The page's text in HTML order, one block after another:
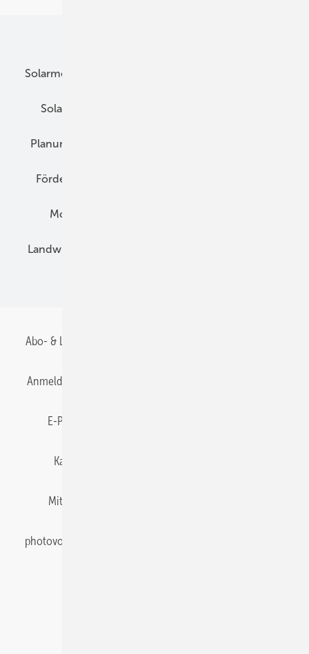
Solarmodule
Solarspeicher
Planung
Förderung
Montage
Landwirtschaft
Abo- & Leserservice
Anmelden
E-Paper
Karriere bei Gentner
Mitgliedschaften und Engagement
photovoltaik abonnieren